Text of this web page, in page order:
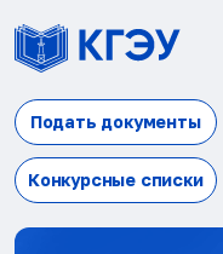
Подать документы
Конкурсные списки